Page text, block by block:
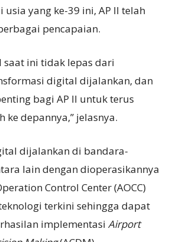
yang ke-39 ini, AP II telah
pencapaian.
saat ini tidak lepas dari
digital dijalankan, dan
bagi AP II untuk terus
depannya,” jelasnya.
dijalankan di bandara-
lain dengan dioperasikannya
Control Center (AOCC)
terkini sehingga dapat
implementasi Airport